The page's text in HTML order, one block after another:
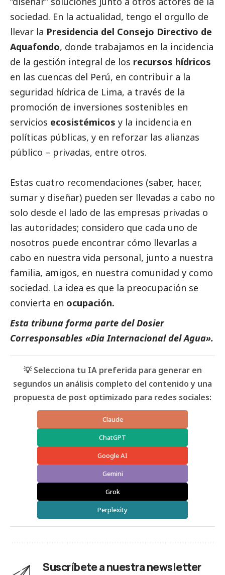
sociedad. En la actualidad, tengo el orgullo de
llevar la Presidencia del Consejo Directivo de
Aquafondo, donde trabajamos en la incidencia
de la gestión integral de los recursos hídricos
en las cuencas del Perú, en contribuir a la
seguridad hídrica de Lima, a través de la
promoción de inversiones sostenibles en
servicios ecosistémicos y la incidencia en
políticas públicas, y en reforzar las alianzas
público – privadas, entre otros.
Estas cuatro recomendaciones (saber, hacer,
sumar y diseñar) pueden ser llevadas a cabo no
solo desde el lado de las empresas privadas o
las autoridades; considero que cada uno de
nosotros puede encontrar cómo llevarlas a
cabo en nuestra vida personal, junto a nuestra
familia, amigos, en nuestra comunidad y como
sociedad. La idea es que la preocupación se
convierta en ocupación.
Esta tribuna forma parte delDosier
Corresponsables «Dia Internacional del Agua».
💡 Selecciona tu IA preferida para generar en
segundos un análisis completo del contenido y una
propuesta de post optimizado para redes sociales:
Claude
ChatGPT
Google AI
Gemini
Grok
Perplexity
Suscríbete a nuestra newsletter